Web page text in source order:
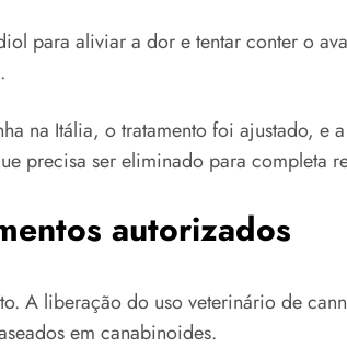
para aliviar a dor e tentar conter o
na Itália, o tratamento foi ajustado, e
precisa ser eliminado para completa
autorizados
A liberação do uso veterinário de
em canabinoides.